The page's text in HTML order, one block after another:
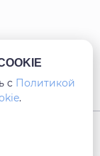
c Политикой
.